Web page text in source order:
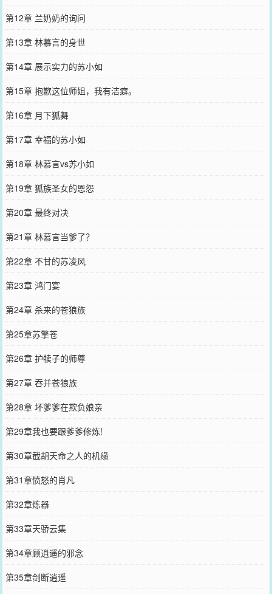
第12章 兰奶奶的询问
第13章 林慕言的身世
第14章 展示实力的苏小如
第15章 抱歉这位师姐，我有洁癖。
第16章 月下狐舞
第17章 幸福的苏小如
第18章 林慕言vs苏小如
第19章 狐族圣女的恩怨
第20章 最终对决
第21章 林慕言当爹了？
第22章 不甘的苏凌风
第23章 鸿门宴
第24章 杀来的苍狼族
第25章苏擎苍
第26章 护犊子的师尊
第27章 吞并苍狼族
第28章 坏爹爹在欺负娘亲
第29章我也要跟爹爹修炼!
第30章截胡天命之人的机缘
第31章愤怒的肖凡
第32章炼器
第33章天骄云集
第34章顾逍遥的邪念
第35章剑断逍遥